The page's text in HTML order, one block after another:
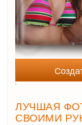
`
ЛУЧШАЯ
СВОИМИ